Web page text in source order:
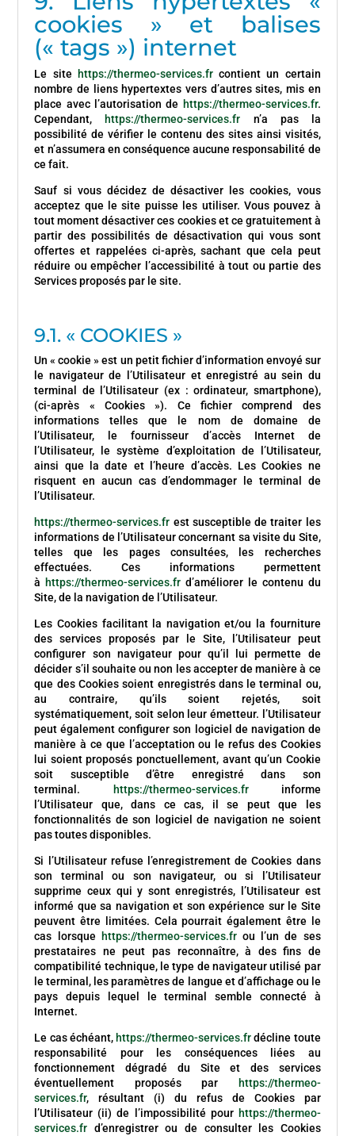
cookies » et balises
(« tags ») internet
Le site https://thermeo-services.fr contient un certain
nombre de liens hypertextes vers d’autres sites, mis en
place avec l’autorisation de https://thermeo-services.fr.
Cependant,
https://thermeo-services.fr
n’a pas la
possibilité de vérifier le contenu des sites ainsi visités,
et n’assumera en conséquence aucune responsabilité de
ce fait.
Sauf si vous décidez de désactiver les cookies, vous
acceptez que le site puisse les utiliser. Vous pouvez à
tout moment désactiver ces cookies et ce gratuitement à
partir des possibilités de désactivation qui vous sont
offertes et rappelées ci-après, sachant que cela peut
réduire ou empêcher l’accessibilité à tout ou partie des
Services proposés par le site.
9.1. « COOKIES »
Un « cookie » est un petit fichier d’information envoyé sur
le navigateur de l’Utilisateur et enregistré au sein du
terminal de l’Utilisateur (ex : ordinateur, smartphone),
(ci-après « Cookies »). Ce fichier comprend des
informations telles que le nom de domaine de
l’Utilisateur, le fournisseur d’accès Internet de
l’Utilisateur, le système d’exploitation de l’Utilisateur,
ainsi que la date et l’heure d’accès. Les Cookies ne
risquent en aucun cas d’endommager le terminal de
l’Utilisateur.
https://thermeo-services.fr est susceptible de traiter les
informations de l’Utilisateur concernant sa visite du Site,
telles que les pages consultées, les recherches
effectuées. Ces informations permettent
à https://thermeo-services.fr d’améliorer le contenu du
Site, de la navigation de l’Utilisateur.
Les Cookies facilitant la navigation et/ou la fourniture
des services proposés par le Site, l’Utilisateur peut
configurer son navigateur pour qu’il lui permette de
décider s’il souhaite ou non les accepter de manière à ce
que des Cookies soient enregistrés dans le terminal ou,
au contraire, qu’ils soient rejetés, soit
systématiquement, soit selon leur émetteur. l’Utilisateur
peut également configurer son logiciel de navigation de
manière à ce que l’acceptation ou le refus des Cookies
lui soient proposés ponctuellement, avant qu’un Cookie
soit susceptible d’être enregistré dans son
terminal.
https://thermeo-services.fr
informe
l’Utilisateur que, dans ce cas, il se peut que les
fonctionnalités de son logiciel de navigation ne soient
pas toutes disponibles.
Si l’Utilisateur refuse l’enregistrement de Cookies dans
son terminal ou son navigateur, ou si l’Utilisateur
supprime ceux qui y sont enregistrés, l’Utilisateur est
informé que sa navigation et son expérience sur le Site
peuvent être limitées. Cela pourrait également être le
cas lorsque
https://thermeo-services.fr ou l’un de ses
prestataires ne peut pas reconnaître, à des fins de
compatibilité technique, le type de navigateur utilisé par
le terminal, les paramètres de langue et d’affichage ou le
pays depuis lequel le terminal semble connecté à
Internet.
Le cas échéant, https://thermeo-services.fr décline toute
responsabilité pour les conséquences liées au
fonctionnement dégradé du Site et des services
éventuellement proposés par
https://thermeo-
services.fr, résultant (i) du refus de Cookies par
l’Utilisateur (ii) de l’impossibilité pour https://thermeo-
services.fr d’enregistrer ou de consulter les Cookies